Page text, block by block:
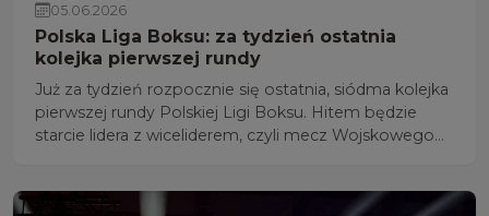
05.06.2026
Polska Liga Boksu: za tydzień ostatnia
kolejka pierwszej rundy
Już za tydzień rozpocznie się ostatnia, siódma kolejka
pierwszej rundy Polskiej Ligi Boksu. Hitem będzie
starcie lidera z wiceliderem, czyli mecz Wojskowego
miejscowości Zrębin w gminie Połaniec (powiat